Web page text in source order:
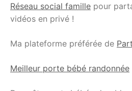
Réseau social famille pour
vidéos en privé !
Ma plateforme préférée de
Meilleur porte bébé randonnée